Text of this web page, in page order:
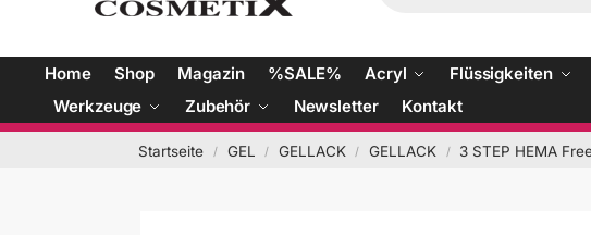
Home Shop Magazin %SALE% Acryl Flüssigkeiten
Werkzeuge
Zubehör Newsletter Kontakt
Startseite / GEL / GELLACK / GELLACK / 3 STEP HEMA